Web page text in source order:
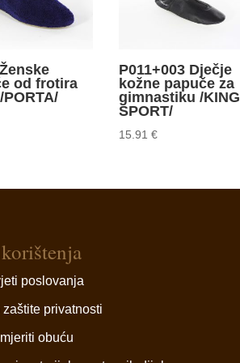
od frotira
P011+003 Dječje
kožne papuče za
gimnastiku /KING
SPORT/
15.91€
poslovanja
zaštite privatnosti
obuću